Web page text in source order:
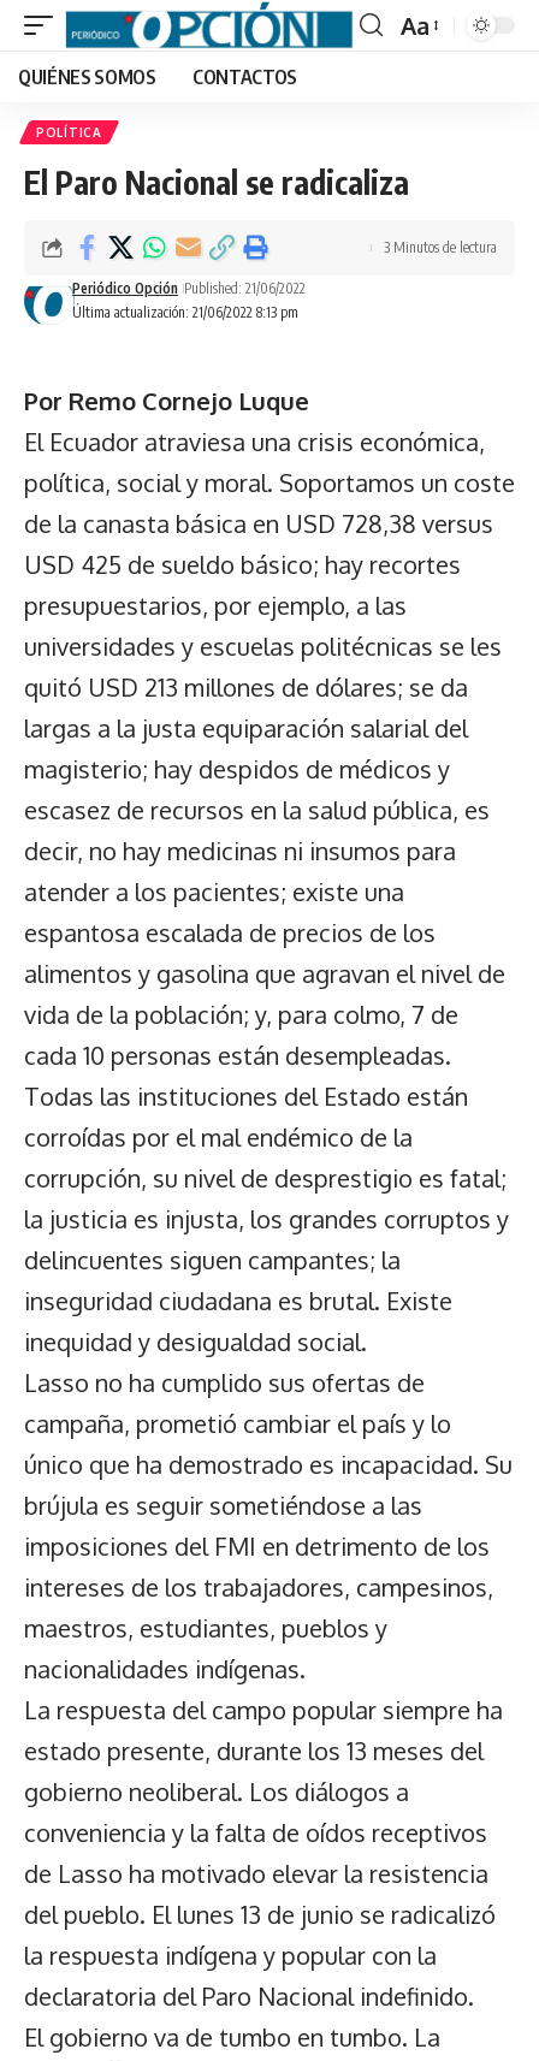
Font
Aa
QUIÉNES SOMOS CONTACTOS
POLÍTICA
El Paro Nacional se radicaliza
Última actualización: 21/06/2022 8:13 pm
Periódico Opción Published: 21/06/2022
3 Minutos de lectura
Por Remo Cornejo Luque
El Ecuador atraviesa una crisis económica,
política, social y moral. Soportamos un coste
de la canasta básica en USD 728,38 versus
USD 425 de sueldo básico; hay recortes
presupuestarios, por ejemplo, a las
universidades y escuelas politécnicas se les
quitó USD 213 millones de dólares; se da
largas a la justa equiparación salarial del
magisterio; hay despidos de médicos y
escasez de recursos en la salud pública, es
decir, no hay medicinas ni insumos para
atender a los pacientes; existe una
espantosa escalada de precios de los
alimentos y gasolina que agravan el nivel de
vida de la población; y, para colmo, 7 de
cada 10 personas están desempleadas.
Todas las instituciones del Estado están
corroídas por el mal endémico de la
corrupción, su nivel de desprestigio es fatal;
la justicia es injusta, los grandes corruptos y
delincuentes siguen campantes; la
inseguridad ciudadana es brutal. Existe
inequidad y desigualdad social.
Lasso no ha cumplido sus ofertas de
campaña, prometió cambiar el país y lo
único que ha demostrado es incapacidad. Su
brújula es seguir sometiéndose a las
imposiciones del FMI en detrimento de los
intereses de los trabajadores, campesinos,
maestros, estudiantes, pueblos y
nacionalidades indígenas.
La respuesta del campo popular siempre ha
estado presente, durante los 13 meses del
gobierno neoliberal. Los diálogos a
conveniencia y la falta de oídos receptivos
de Lasso ha motivado elevar la resistencia
del pueblo. El lunes 13 de junio se radicalizó
la respuesta indígena y popular con la
declaratoria del Paro Nacional indefinido.
El gobierno va de tumbo en tumbo. La